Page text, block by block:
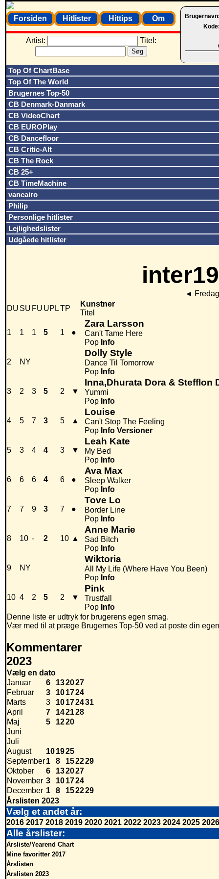
Forsiden Hitlister Hittips Om
Artist: Titel:
Top Of ChartBase
Top Of The World
Brugernes Top-50
CB Denmark-Danmark
CB VideoChart
CB EUROPlay
CB Dancefloor
CB Critic-Alt
CB The Rock
CB 25+
CB TimeMachine
vancairo
Philip
Personlige hitlister
Lejlighedslister
Udgåede hitlister
◄
DU SU FU UPLTP
Kunstner
Titel
1 1 1 5 1 ●
Zara Larsson
Can't Tame Here
Pop Info
2 NY
Dolly Style
Dance Til Tomorrow
Pop Info
3 2 3 5 2 ▼
Inna,Dhurata Dora & Stefflon
Yummi
Pop Info
4 5 7 3 5 ▲
Louise
Can't Stop The Feeling
Pop Info Versioner
5 3 4 4 3 ▼
Leah Kate
My Bed
Pop Info
6 6 6 4 6 ●
Ava Max
Sleep Walker
Pop Info
7 7 9 3 7 ●
Tove Lo
Border Line
Pop Info
8 10 - 2 10 ▲
Anne Marie
Sad Bitch
Pop Info
9 NY
Wiktoria
All My Life (Where Have You Been)
Pop Info
10 4 2 5 2 ▼
Pink
Trustfall
Pop Info
Denne liste er udtryk for brugerens egen smag.
Vær med til at præge Brugernes Top-50 ved at poste din
Kommentarer
2023
Vælg en dato
Januar
6 132027
Februar
3 101724
Marts
3 10172431
April
7 142128
Maj
5 1220
Juni
Juli
August
101925
September1 8 152229
Oktober
6 132027
November 3 101724
December 1 8 152229
Årslisten 2023
Vælg et andet år:
2016 2017 2018 2019 2020 2021 2022 2023 2024 2025 2026
Alle årslister:
Årsliste/Yearend Chart
Mine favoritter 2017
Årslisten
Årslisten 2023